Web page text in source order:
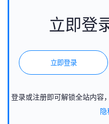
立即登
立即登录
登录或注册即可解锁全站内容